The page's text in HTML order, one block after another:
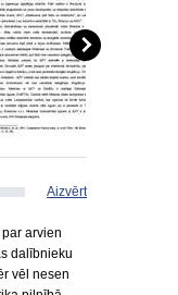
Aizvērt
arvien
dalībnieku
vēl nesen